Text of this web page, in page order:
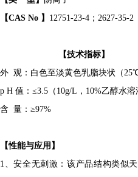
【CAS No 】 12751-23-4 ；2627-35-2
【技术指标】
外 观：白色至淡黄色乳脂块状（25℃
p H 值： ≤3.5 （ 10g/L，10%乙醇水溶
含 量 ：≥97%
【性能与应用】
1、安全无刺激：该产品结构类似